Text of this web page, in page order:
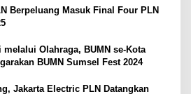
Berpeluang Masuk Final Four PLN
Olahraga, BUMN se-Kota
BUMN Sumsel Fest 2024
Jakarta Electric PLN Datangkan